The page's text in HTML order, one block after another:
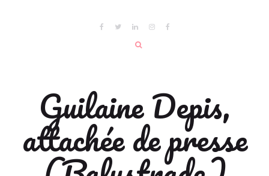
Guilaine Depis,
attachée de presse